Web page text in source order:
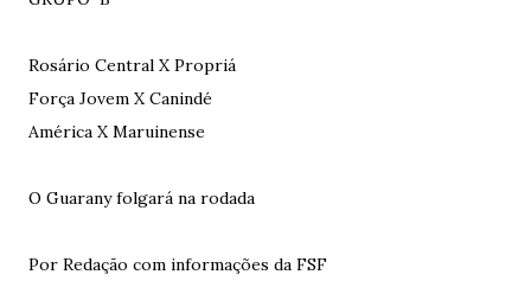
Rosário Central X Propriá
Força Jovem X Canindé
América X Maruinense
O Guarany folgará na rodada
Por Redação com informações da FSF